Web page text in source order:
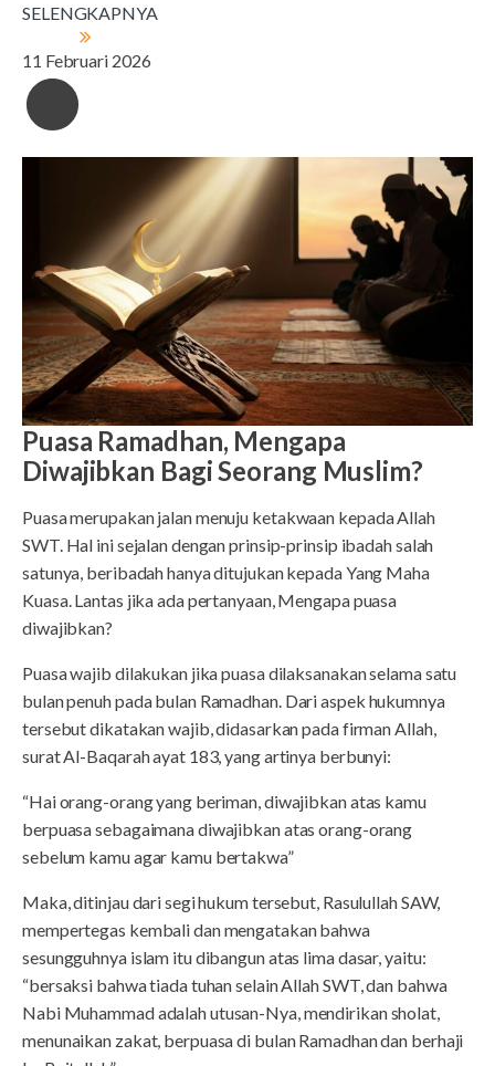
SELENGKAPNYA
11 Februari 2026
Puasa Ramadhan, Mengapa
Diwajibkan Bagi Seorang Muslim?
Puasa merupakan jalan menuju ketakwaan kepada Allah
SWT. Hal ini sejalan dengan prinsip-prinsip ibadah salah
satunya, beribadah hanya ditujukan kepada Yang Maha
Kuasa. Lantas jika ada pertanyaan, Mengapa puasa
diwajibkan?
Puasa wajib dilakukan jika puasa dilaksanakan selama satu
bulan penuh pada bulan Ramadhan. Dari aspek hukumnya
tersebut dikatakan wajib, didasarkan pada firman Allah,
surat Al-Baqarah ayat 183, yang artinya berbunyi:
“Hai orang-orang yang beriman, diwajibkan atas kamu
berpuasa sebagaimana diwajibkan atas orang-orang
sebelum kamu agar kamu bertakwa”
Maka, ditinjau dari segi hukum tersebut, Rasulullah SAW,
mempertegas kembali dan mengatakan bahwa
sesungguhnya islam itu dibangun atas lima dasar, yaitu:
“bersaksi bahwa tiada tuhan selain Allah SWT, dan bahwa
Nabi Muhammad adalah utusan-Nya, mendirikan sholat,
menunaikan zakat, berpuasa di bulan Ramadhan dan berhaji